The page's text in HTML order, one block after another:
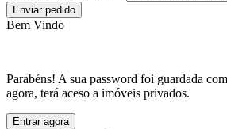
Enviar pedido
Bem Vindo
Parabéns! A sua password foi guardada
agora, terá aceso a imóveis privados.
Entrar agora